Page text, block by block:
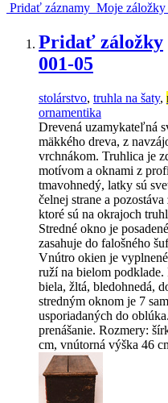
Pridať záznamy Moje záložky
Pridať záložky
001-05
stolárstvo, truhla na šaty,
ornamentika
Drevená uzamykateľná
mäkkého dreva, z
vrchnákom. Truhlica je
motívom a oknami z
tmavohnedý, latky sú
čelnej strane a
ktoré sú na okrajoch
Stredné okno je
zasahuje do falošného
Vnútro okien je
ruží na bielom
biela, žltá, bledohnedá,
stredným oknom je 7
usporiadaných do
prenášanie. Rozmery:
cm, vnútorná výška 46